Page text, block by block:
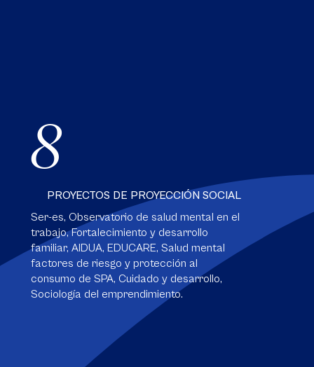
8
PROYECTOS DE PROYECCIÓN SOCIAL
Ser-es, Observatorio de salud mental en el
trabajo, Fortalecimiento y desarrollo
familiar, AIDUA, EDUCARE, Salud mental
factores de riesgo y protección al
consumo de SPA, Cuidado y desarrollo,
Sociología del emprendimiento.